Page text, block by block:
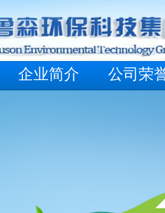
企业简介 公司荣